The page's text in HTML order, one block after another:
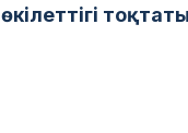
өкілеттігі